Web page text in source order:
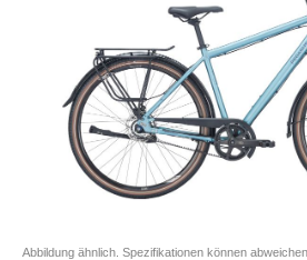
Abbildung ähnlich. Spezifikationen können abweichen.